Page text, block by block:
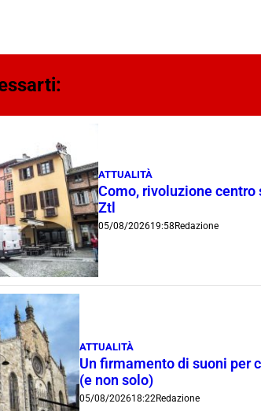
ATTUALITÀ
Como, rivoluzione
Ztl
05/08/202619:58 Redazione
ATTUALITÀ
Un firmamento di suoni per
(e non solo)
05/08/202618:22Redazione